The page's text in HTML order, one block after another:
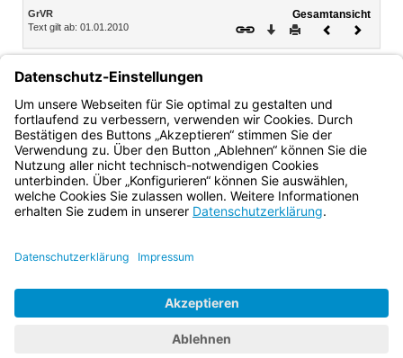
Inhalt
GrVR
Text gilt ab: 01.01.2010
Gesamtansicht
Download
DruckenVorheriges
Ministerialdirektor
Bayern.de
BayernPortal
Impressum